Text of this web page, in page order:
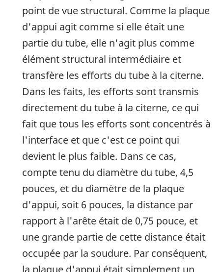
point de vue structural. Comme la plaque
d'appui agit comme si elle était une
partie du tube, elle n'agit plus comme
élément structural intermédiaire et
transfère les efforts du tube à la citerne.
Dans les faits, les efforts sont transmis
directement du tube à la citerne, ce qui
fait que tous les efforts sont concentrés à
l'interface et que c'est ce point qui
devient le plus faible. Dans ce cas,
compte tenu du diamètre du tube, 4,5
pouces, et du diamètre de la plaque
d'appui, soit 6 pouces, la distance par
rapport à l'arête était de 0,75 pouce, et
une grande partie de cette distance était
occupée par la soudure. Par conséquent,
la plaque d'appui était simplement un